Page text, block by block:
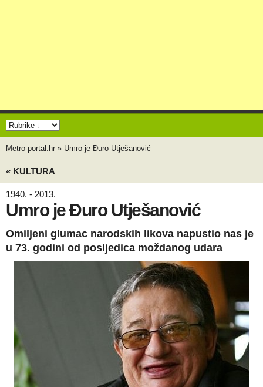
Metro-portal.hr » Umro je Đuro Utješanović
« KULTURA
1940. - 2013.
Umro je Đuro Utješanović
Omiljeni glumac narodskih likova napustio nas je
u 73. godini od posljedica moždanog udara